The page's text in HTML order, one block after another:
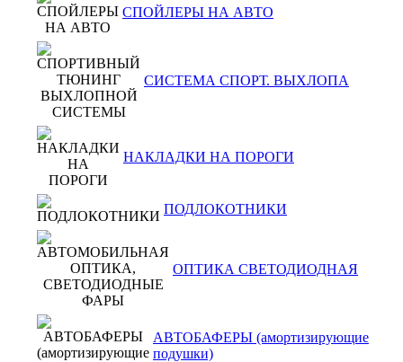
СПОЙЛЕРЫ НА АВТО
СИСТЕМА СПОРТ. ВЫХЛОПА
НАКЛАДКИ НА ПОРОГИ
ПОДЛОКОТНИКИ
ОПТИКА СВЕТОДИОДНАЯ
АВТОБАФЕРЫ (амортизирующие
подушки)